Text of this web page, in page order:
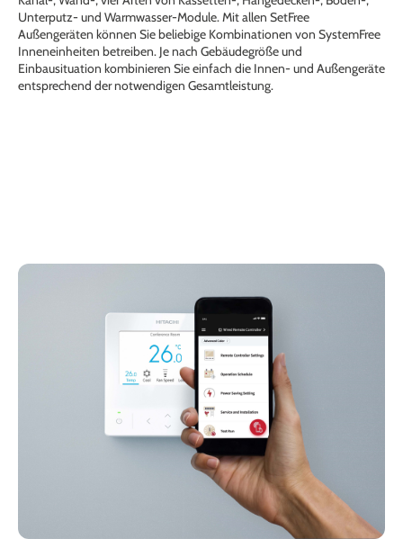
Unterputz- und Warmwasser-Module. Mit allen SetFree
Außengeräten können Sie beliebige Kombinationen von SystemFree
Inneneinheiten betreiben. Je nach Gebäudegröße und
Einbausituation kombinieren Sie einfach die Innen- und Außengeräte
entsprechend der notwendigen Gesamtleistung.